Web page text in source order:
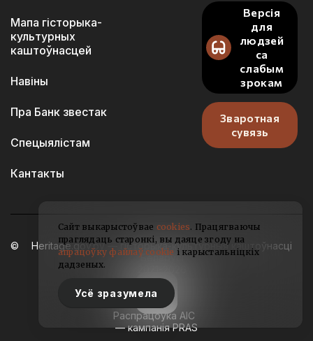
Мапа гісторыка-
культурных
каштоўнасцей
Навіны
Пра Банк звестак
Спецыялістам
Кантакты
Версія
для
людзей
са
слабым
зрокам
Зваротная
сувязь
Heritage.gov.by — гісторыка-культурныя каштоўнасці
Беларусі
Распрацоўка АІС
— кампанія PRAS
Сайт выкарыстоўвае cookies. Працягваючы
праглядаць старонкі, вы даяце згоду на
апрацоўку файлаў cookie і карыстальніцкіх
дадзеных.
Усё зразумела